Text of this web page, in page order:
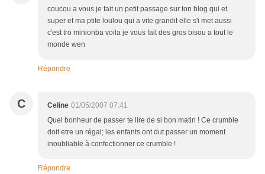
coucou a vous je fait un petit passage sur ton blog qui et
super et ma ptite loulou qui a vite grandit elle s'i met aussi
c'est tro minionba voila je vous fait des gros bisou a tout le
monde wen
Répondre
C Celine 01/05/2007 07:41
Quel bonheur de passer te lire de si bon matin ! Ce crumble
doit etre un régal; les enfants ont dut passer un moment
inoubliable à confectionner ce crumble !
Répondre